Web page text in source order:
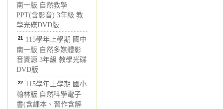
南一版 自然教學
PPT(含影音) 3年級 教
學光碟DVD版
21 115學年上學期 國中
南一版 自然多媒體影
音資源 3年級 教學光碟
DVD版
22 115學年上學期 國小
翰林版 自然科學電子
書(含課本、習作含解